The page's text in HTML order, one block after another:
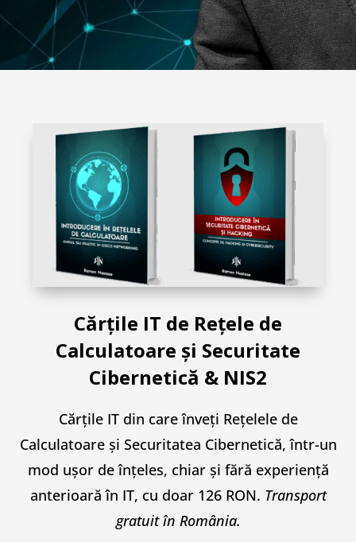
Cărțile IT de Rețele de
Calculatoare și Securitate
Cibernetică & NIS2
Cărțile IT din care înveți Rețelele de
Calculatoare și Securitatea Cibernetică, într-un
mod ușor de înțeles, chiar și fără experiență
anterioară în IT, cu doar 126 RON. Transport
gratuit în România.